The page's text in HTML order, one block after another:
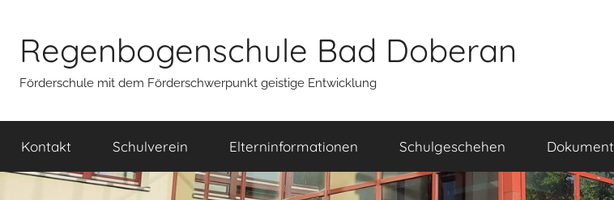
springen
Regenbogenschule Bad Doberan
Förderschule mit dem Förderschwerpunkt geistige Entwicklung
Kontakt Schulverein Elterninformationen Schulgeschehen
Werte Eltern, Großeltern und Freunde der Regenbogenschule,